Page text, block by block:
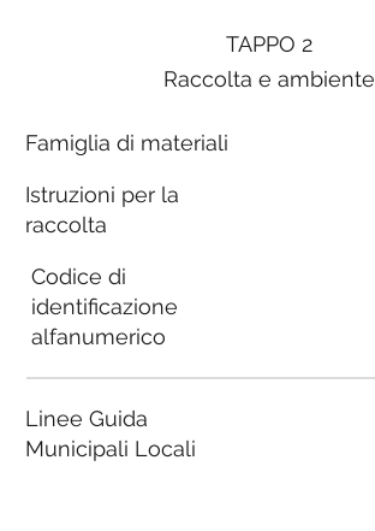
TAPPO 2
Raccolta e ambiente
Famiglia di materiali
Istruzioni per la
raccolta
Codice di
identificazione
alfanumerico
Linee Guida
Municipali Locali